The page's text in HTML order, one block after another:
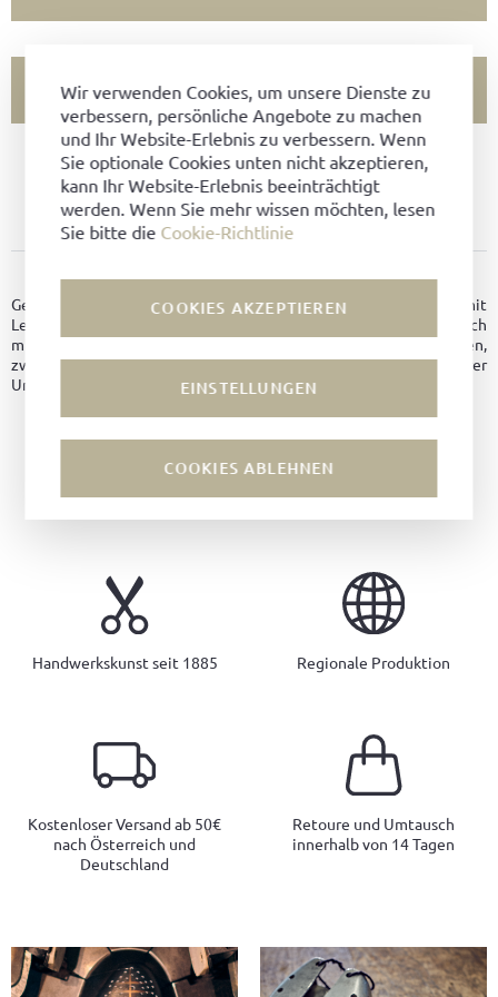
Wir verwenden Cookies, um unsere Dienste zu
verbessern, persönliche Angebote zu machen
und Ihr Website-Erlebnis zu verbessern. Wenn
Sie optionale Cookies unten nicht akzeptieren,
kann Ihr Website-Erlebnis beeinträchtigt
werden. Wenn Sie mehr wissen möchten, lesen
Sie bitte die Cookie-Richtlinie
COOKIES AKZEPTIEREN
EINSTELLUNGEN
COOKIES ABLEHNEN
FILIALVERFÜGBARKEIT PRÜFEN
ARTIKEL NICHT VERFÜGBAR?
ZU FAVORITEN HINZUFÜGEN
Geräumige Reisetasche aus Pferdeleder (Horse Fronts) mit
Lederverschluss und verchromter Messingschnalle, ein Innenfach
mit Reißverschluss und zwei zusätzliche Seitenfächer innen,
zwei seitliche Außenfächer, abnehmbarer und verstellbarer
Umhängeriemen mit Stahlkarabinern.
Handwerkskunst seit 1885 Regionale Produktion
Kostenloser Versand ab 50€
nach Österreich und
Deutschland
Retoure und Umtausch
innerhalb von 14 Tagen